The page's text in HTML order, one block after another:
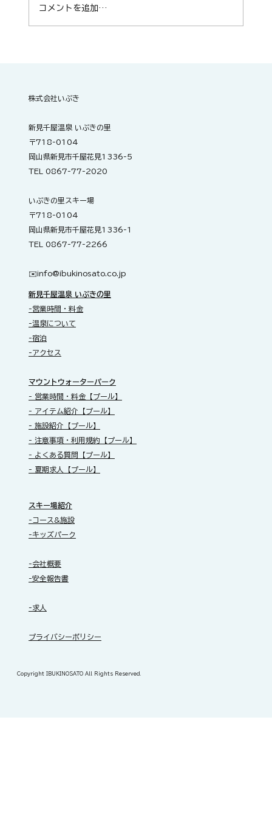
コメントを追加…
Copyright IBUKINOSATO All Rights Reserved.
株式会社いぶき
新見千屋温泉 いぶきの里
〒718-0104
岡山県新見市千屋花見1336-5
TEL 0867-77-2020
いぶきの里スキー場
〒718-0104
岡山県新見市千屋花見1336-1
TEL 0867-77-2266
✉️​info@ibukinosato.co.jp
新見千屋温泉 いぶきの里
-営業時間・料金
-温泉について
-宿泊
-アクセス
​マウントウォーターパーク
- 営業時間・料金【プール】
- アイテム紹介【プール】
- 施設紹介【プール】
- 注意事項・利用規約【プール】
- よくある質問【プール】
- 夏期求人【プール】
スキー場紹介
-コース&施設
-キッズパーク
-会社概要
-安全報告書
-求人
​プライバシーポリシー